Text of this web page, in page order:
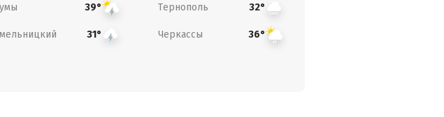
39° Тернополь 32°
31° Черкассы 36°